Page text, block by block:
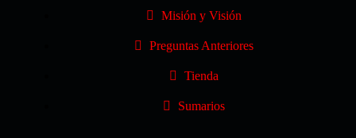
Misión y Visión
Preguntas Anteriores
Tienda
Sumarios